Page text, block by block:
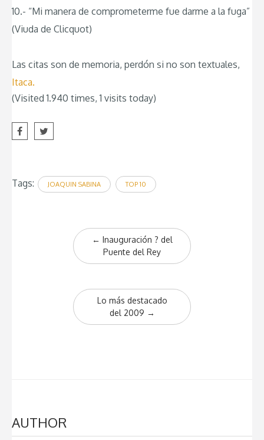
10.- “Mi manera de comprometerme fue darme a la fuga”
(Viuda de Clicquot)
Las citas son de memoria, perdón si no son textuales,
Itaca.
(Visited 1.940 times, 1 visits today)
Tags: JOAQUIN SABINA TOP 10
navigation
← Inauguración ? del
Puente del Rey
Lo más destacado
del 2009 →
AUTHOR